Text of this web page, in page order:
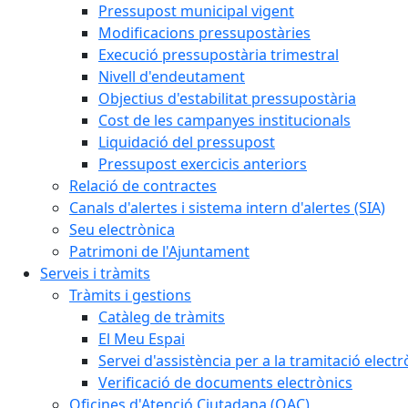
Pressupost municipal vigent
Modificacions pressupostàries
Execució pressupostària trimestral
Nivell d'endeutament
Objectius d'estabilitat pressupostària
Cost de les campanyes institucionals
Liquidació del pressupost
Pressupost exercicis anteriors
Relació de contractes
Canals d'alertes i sistema intern d'alertes (SIA)
Seu electrònica
Patrimoni de l'Ajuntament
Serveis i tràmits
Tràmits i gestions
Catàleg de tràmits
El Meu Espai
Servei d'assistència per a la tramitació
Verificació de documents electrònics